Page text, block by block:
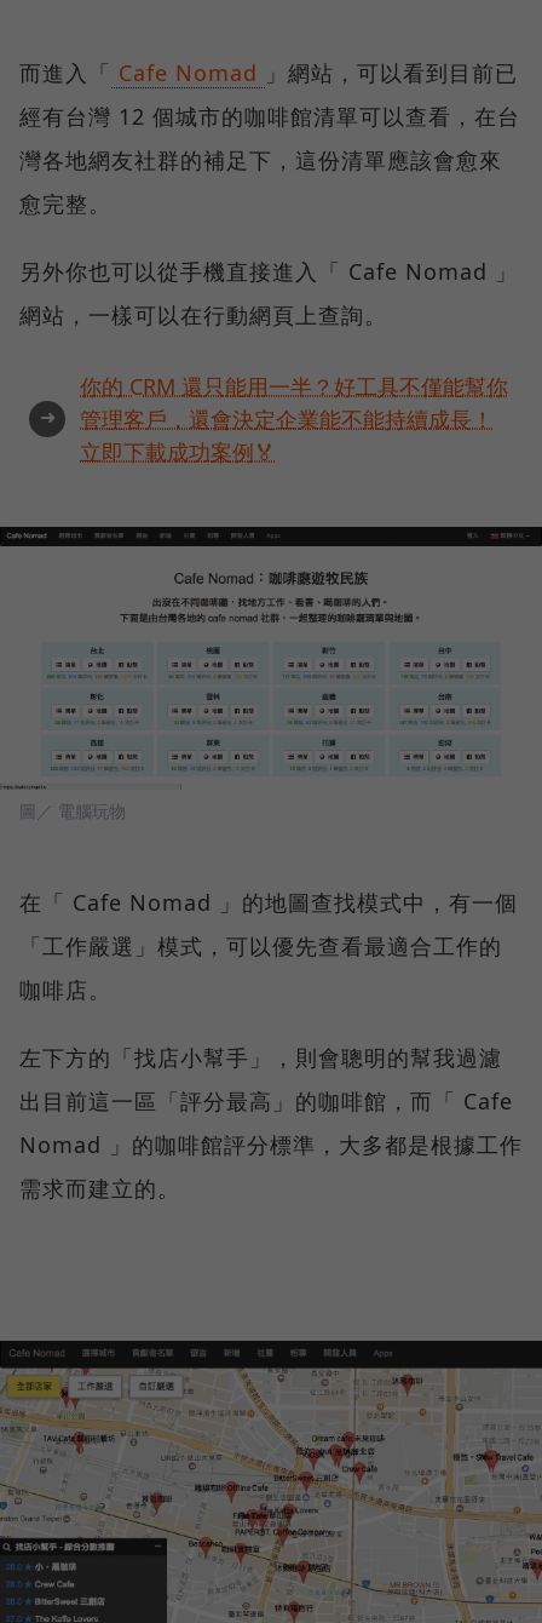
而進入「 Cafe Nomad 」網站，可以看到目前已
經有台灣 12 個城市的咖啡館清單可以查看，在台
灣各地網友社群的補足下，這份清單應該會愈來
愈完整。
另外你也可以從手機直接進入「 Cafe Nomad 」
網站，一樣可以在行動網頁上查詢。
➜
你的 CRM 還只能用一半？好工具不僅能幫你
管理客戶，還會決定企業能不能持續成長！
立即下載成功案例🏅
圖／ 電腦玩物
在「 Cafe Nomad 」的地圖查找模式中，有一個
「工作嚴選」模式，可以優先查看最適合工作的
咖啡店。
左下方的「找店小幫手」，則會聰明的幫我過濾
出目前這一區「評分最高」的咖啡館，而「 Cafe
Nomad 」的咖啡館評分標準，大多都是根據工作
需求而建立的。